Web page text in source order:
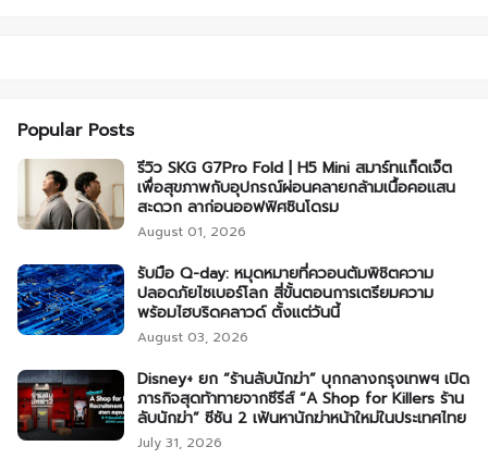
Popular Posts
รีวิว SKG G7Pro Fold | H5 Mini สมาร์ทแก็ดเจ็ต
เพื่อสุขภาพกับอุปกรณ์ผ่อนคลายกล้ามเนื้อคอแสน
สะดวก ลาก่อนออฟฟิศซินโดรม
August 01, 2026
รับมือ Q-day: หมุดหมายที่ควอนตัมพิชิตความ
ปลอดภัยไซเบอร์โลก สี่ขั้นตอนการเตรียมความ
พร้อมไฮบริดคลาวด์ ตั้งแต่วันนี้
August 03, 2026
Disney+ ยก “ร้านลับนักฆ่า” บุกกลางกรุงเทพฯ เปิด
ภารกิจสุดท้าทายจากซีรีส์ “A Shop for Killers ร้าน
ลับนักฆ่า” ซีซัน 2 เฟ้นหานักฆ่าหน้าใหม่ในประเทศไทย
July 31, 2026